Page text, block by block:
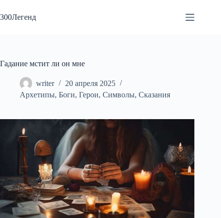
к
сути
300Легенд
Гадание мстит ли он мне
writer
20 апреля 2025
Архетипы, Боги, Герои, Символы, Сказания